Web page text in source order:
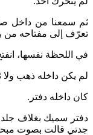
ثم سمعنا من داخل
تعرّف إلى مفتاحه من
في اللحظة نفسها،
لم يكن داخله ذهب ولا
كان داخله دفتر.
دفتر سميك بغلاف
جدتي قالت بصوت